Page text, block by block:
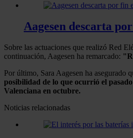
Aagesen descarta
Sobre las actuaciones que realizó Red
continuación, Aagesen ha remarcado:
Por último, Sara Aagesen ha asegurado
posibilidad de lo que ocurrió el
Valenciana en octubre.
Noticias relacionadas